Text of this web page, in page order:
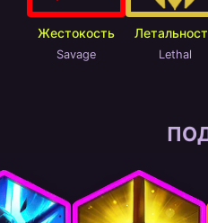
Жестокость
Savage Lethal